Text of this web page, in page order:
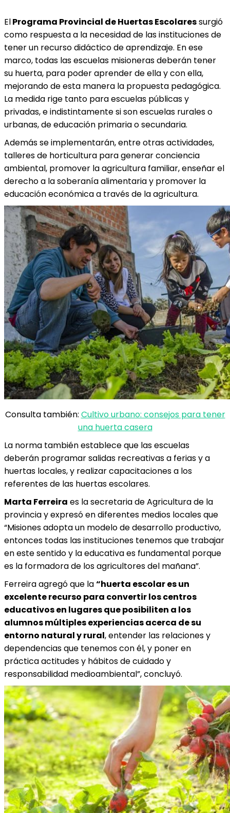
ElPrograma Provincial de Huertas Escolaressurgió
como respuesta a la necesidad de las instituciones de
tener un recurso didáctico de aprendizaje. En ese
marco, todas las escuelas misioneras deberán tener
su huerta, para poder aprender de ella y con ella,
mejorando de esta manera la propuesta pedagógica.
La medida rige tanto para escuelas públicas y
privadas, e indistintamente si son escuelas rurales o
urbanas, de educación primaria o secundaria.
Además se implementarán, entre otras actividades,
talleres de horticultura para generar conciencia
ambiental, promover la agricultura familiar, enseñar el
derecho a la soberanía alimentaria y promover la
educación económica a través de la agricultura.
Consulta también: Cultivo urbano: consejos para tener
una huerta casera
La norma también establece que las escuelas
deberán programar salidas recreativas a ferias y a
huertas locales, y realizar capacitaciones a los
referentes de las huertas escolares.
Marta Ferreira es la secretaria de Agricultura de la
provincia y expresó en diferentes medios locales que
“Misiones adopta un modelo de desarrollo productivo,
entonces todas las instituciones tenemos que trabajar
en este sentido y la educativa es fundamental porque
es la formadora de los agricultores del mañana”.
Ferreira agregó que la“huerta escolar es un
excelente recurso para convertir los centros
educativos en lugares que posibiliten a los
alumnos múltiples experiencias acerca de su
entorno natural y rural, entender las relaciones y
dependencias que tenemos con él, y poner en
práctica actitudes y hábitos de cuidado y
responsabilidad medioambiental”, concluyó.